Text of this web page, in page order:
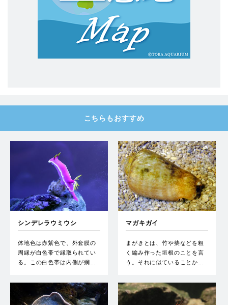
こちらもおすすめ
シンデレラウミウシ
体地色は赤紫色で、外套膜の
周縁が白色帯で縁取られてい
る。この白色帯は内側が網…
マガキガイ
まがきとは、竹や柴などを粗
く編み作った垣根のことを言
う。それに似ていることか…